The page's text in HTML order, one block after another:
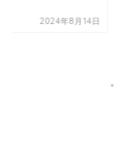
年8月14日